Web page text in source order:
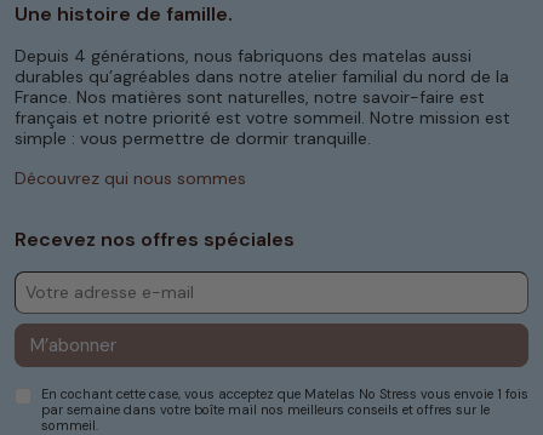
Une histoire de famille.
Depuis 4 générations, nous fabriquons des matelas aussi
durables qu’agréables dans notre atelier familial du nord de la
France. Nos matières sont naturelles, notre savoir-faire est
français et notre priorité est votre sommeil. Notre mission est
simple : vous permettre de dormir tranquille.
Découvrez qui nous sommes
Recevez nos offres spéciales
M’abonner
En cochant cette case, vous acceptez que Matelas No Stress vous envoie 1 fois
par semaine dans votre boîte mail nos meilleurs conseils et offres sur le
sommeil.